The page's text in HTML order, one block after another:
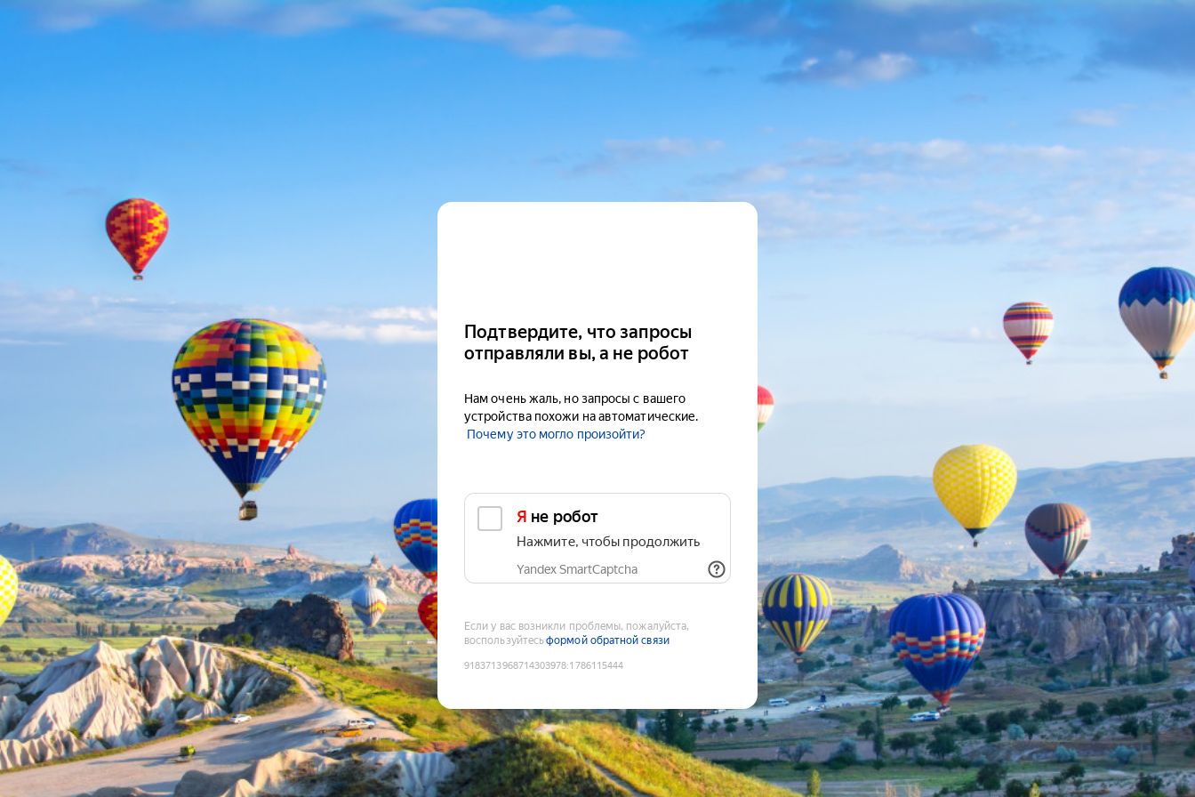
Подтвердите, что запросы
отправляли вы, а не робот
Нам очень жаль, но запросы с вашего
устройства похожи на автоматические.
Почему это могло произойти?
Я не робот
Нажмите, чтобы продолжить
Yandex SmartCaptcha
Если у вас возникли проблемы, пожалуйста,
воспользуйтесьформой обратной связи
9183713968714303978:1786115444